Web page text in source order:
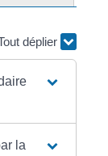
déplier
la